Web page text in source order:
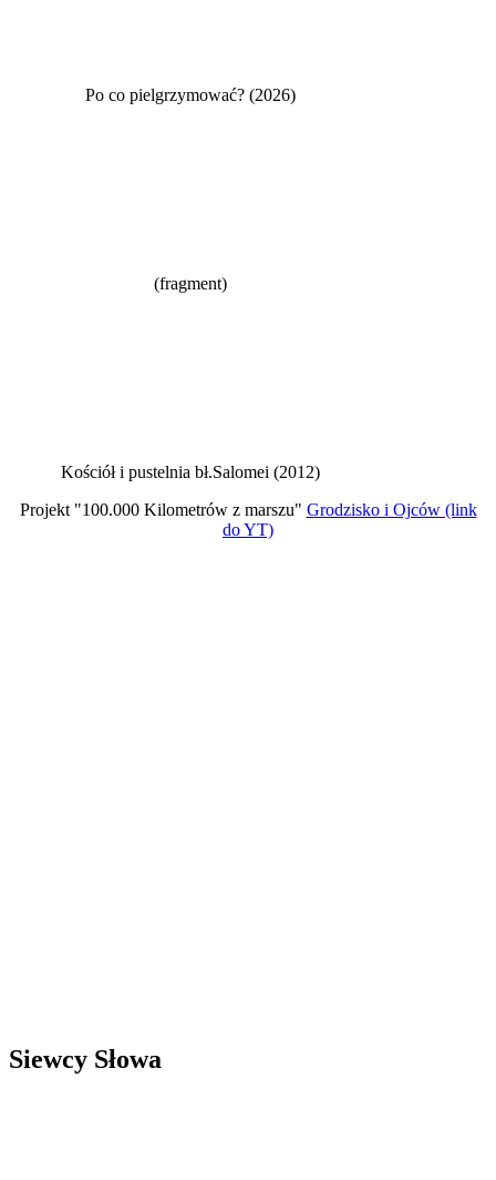
Po co pielgrzymować? (2026)
(fragment)
Kościół i pustelnia bł.Salomei (2012)
Projekt "100.000 Kilometrów z marszu" Grodzisko i Ojców (link
do YT)
Siewcy Słowa